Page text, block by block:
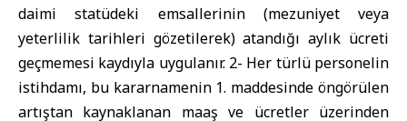
daimi statüdeki emsallerinin (mezuniyet veya
yeterlilik tarihleri gözetilerek) atandığı aylık ücreti
geçmemesi kaydıyla uygulanır. 2- Her türlü personelin
istihdamı, bu kararnamenin 1. maddesinde öngörülen
artıştan kaynaklanan maaş ve ücretler üzerinden